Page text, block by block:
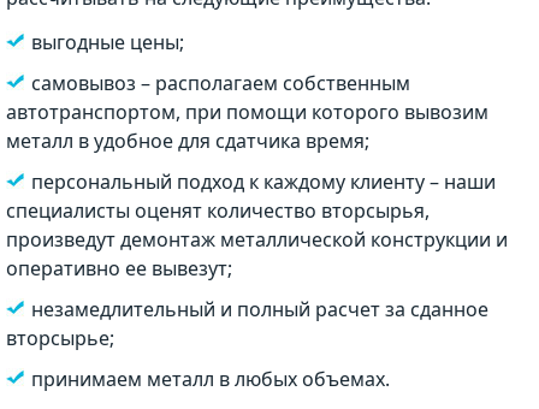
выгодные цены;
самовывоз – располагаем собственным
автотранспортом, при помощи которого вывозим
металл в удобное для сдатчика время;
персональный подход к каждому клиенту – наши
специалисты оценят количество вторсырья,
произведут демонтаж металлической конструкции и
оперативно ее вывезут;
незамедлительный и полный расчет за сданное
вторсырье;
принимаем металл в любых объемах.